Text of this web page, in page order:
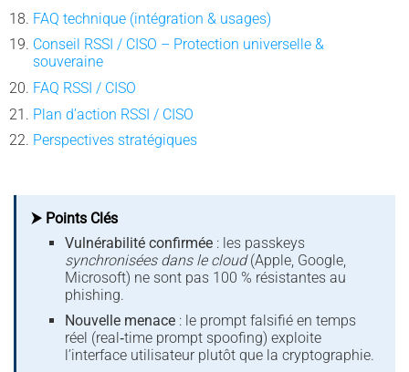
FAQ technique (intégration & usages)
Conseil RSSI / CISO – Protection universelle &
souveraine
FAQ RSSI / CISO
Plan d’action RSSI / CISO
Perspectives stratégiques
⮞ Points Clés
Vulnérabilité confirmée: les passkeys
synchronisées dans le cloud(Apple, Google,
Microsoft) ne sont pas 100 % résistantes au
phishing.
Nouvelle menace: le prompt falsifié en temps
réel (real‑time prompt spoofing) exploite
l’interface utilisateur plutôt que la cryptographie.